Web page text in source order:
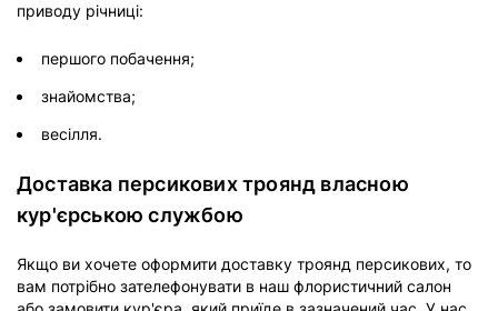
приводу річниці:
першого побачення;
знайомства;
весілля.
Доставка персикових троянд власною
кур'єрською службою
Якщо ви хочете оформити доставку троянд персикових, то
вам потрібно зателефонувати в наш флористичний салон